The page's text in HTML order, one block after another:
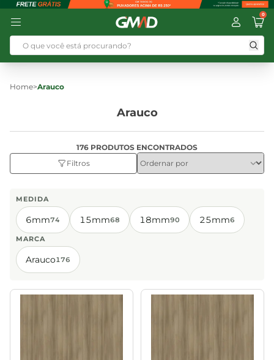
0
Home>Arauco
Arauco
176 PRODUTOS ENCONTRADOS
Filtros
MEDIDA
6mm74 15mm68 18mm90 25mm6
MARCA
Arauco176